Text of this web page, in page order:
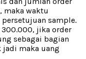
maka waktu
sample.
300.000, jika order
sebagai bagian
jadi maka uang